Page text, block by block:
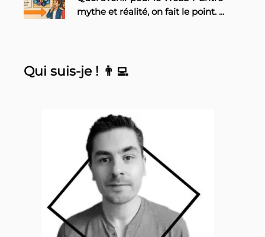
mythe et réalité, on fait le point. ...
Qui suis-je ! 👨‍💻